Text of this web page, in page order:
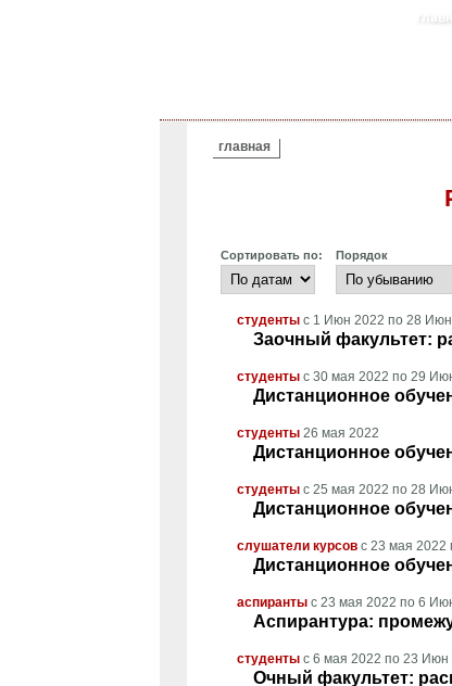
ВЫ ЗДЕСЬ
главная
Сортировать по: Порядок
студенты с 1 Июн 2022 по 28
Заочный факультет:
студенты с 30 мая 2022 по 29
Дистанционное
студенты 26 мая 2022
Дистанционное
студенты с 25 мая 2022 по 28
Дистанционное
слушатели курсов с 23 мая 2022
Дистанционное
аспиранты с 23 мая 2022 по 6
Аспирантура:
студенты с 6 мая 2022 по 23 Июн
Очный факультет: